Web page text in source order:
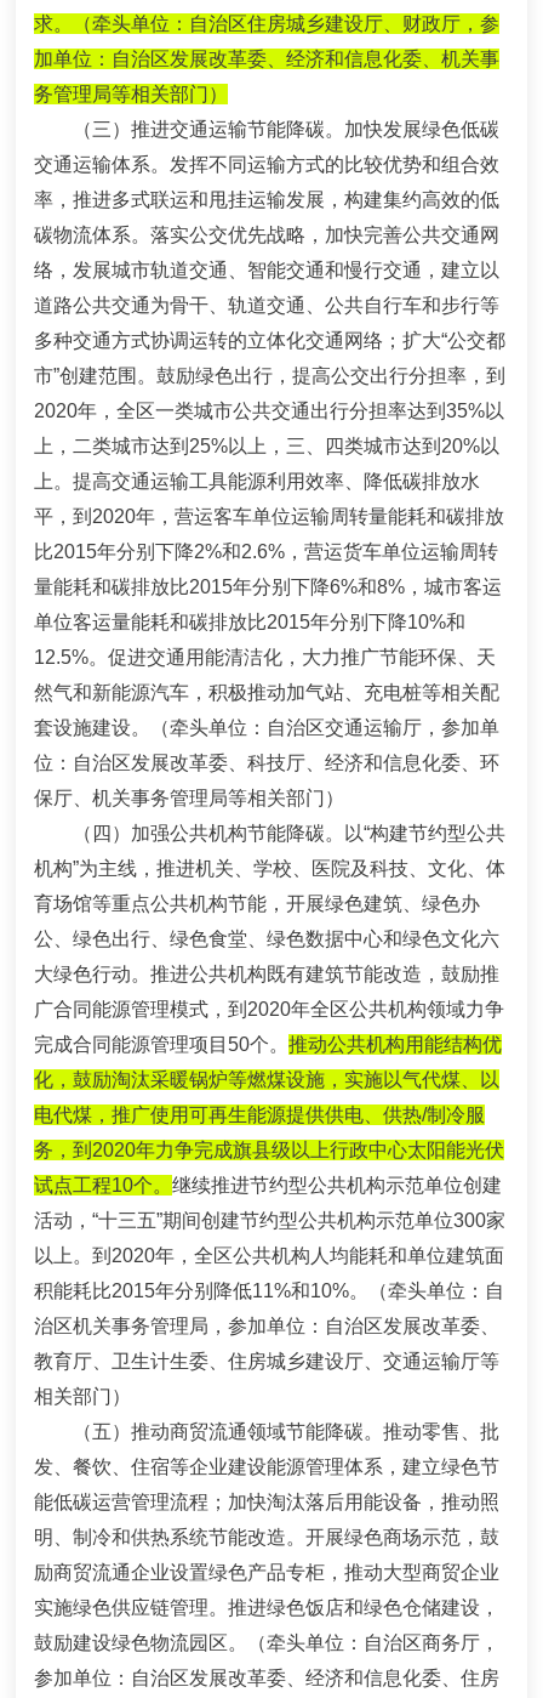
求。
（牵头单位：自治区住房城乡建设厅、财政厅，参
加单位：自治区发展改革委、经济和信息化委、机关事
务管理局等相关部门）
（三）推进交通运输节能降碳。 加快发展绿色低碳
交通运输体系。发挥不同运输方式的比较优势和组合效
率，推进多式联运和甩挂运输发展，构建集约高效的低
碳物流体系。落实公交优先战略， 加快完善公共交通网
络， 发展城市轨道交通、智能交通和慢行交通，建立以
道路公共交通为骨干、轨道交通、公共自行车和步行等
多种交通方式协调运转的立体化交通网络；扩大“公交都
市”创建范围。鼓励绿色出行，提高公交出行分担率 ，到
2020年，全区一类城市公共交通出行分担率达到35%以
上，二类城市达到 25%以上，三、四类城市达到 20%以
上 。提高交通运输工具能源利用效率、降低碳排放水
平，到 2020年，营运客车单位运输周转量能耗和碳排放
比2015年分别下降2%和2.6% ，营运货车单位运输周转
量能耗和碳排放比2015年分别下降6%和8% ，城市客运
单位客运量能耗和碳排放比2015年分别下降10%和
12.5%。促进交通用能清洁化，大力推广节能环保、天
然气和新能源汽车，积极推动加气站、充电桩等相关配
套设施建设。
（牵头单位：自治区交通运输厅，参加单
位：自治区发展改革委、科技厅、经济和信息化委、环
保厅、机关事务管理局等相关部门）
（四）加强公共机构节能降碳。
以“构建节约型公共
机构”为主线，推进机关、学校、医院及科技、文化、体
育场馆等重点公共机构节能，开展绿色建筑、绿色办
公、绿色出行、绿色食堂、绿色数据中心和绿色文化六
大绿色行动。推进公共机构既有建筑节能改造，鼓励推
广合同能源管理模式，到2020年全区公共机构领域力争
完成合同能源管理项目50个。推动公共机构用能结构优
化，鼓励淘汰采暖锅炉等燃煤设施，实施以气代煤、以
电代煤，推广使用可再生能源提供供电、供热/制冷服
务，到2020年力争完成旗县级以上行政中心太阳能光伏
试点工程10个。继续推进节约型公共机构示范单位创建
活动，“十三五”期间创建节约型公共机构示范单位300家
以上。到2020年，全区公共机构人均能耗和单位建筑面
积能耗比2015年分别降低11%和10%。
（牵头单位：自
治区机关事务管理局，参加单位：自治区发展改革委、
教育厅、卫生计生委、住房城乡建设厅、交通运输厅等
相关部门）
（五）推动商贸流通领域节能降碳。推动零售、批
发、餐饮、住宿等企业建设能源管理体系，建立绿色节
能低碳运营管理流程；加快淘汰落后用能设备，推动照
明、制冷和供热系统节能改造。开展绿色商场示范，鼓
励商贸流通企业设置绿色产品专柜，推动大型商贸企业
实施绿色供应链管理。推进绿色饭店和绿色仓储建设，
鼓励建设绿色物流园区。
（牵头单位：自治区商务厅，
参加单位：自治区发展改革委、经济和信息化委、住房